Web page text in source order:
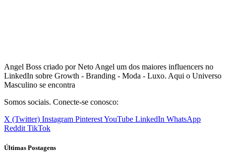
Angel Boss criado por Neto Angel um dos maiores influencers no
LinkedIn sobre Growth - Branding - Moda - Luxo. Aqui o Universo
Masculino se encontra
Somos sociais. Conecte-se conosco:
X (Twitter) Instagram PinterestYouTube LinkedIn WhatsApp
Reddit TikTok
Últimas Postagens